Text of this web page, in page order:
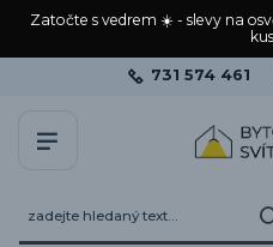
Zatočte s vedrem ☀️ - slevy na
731 574 461